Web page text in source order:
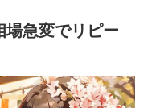
場急変でリピー